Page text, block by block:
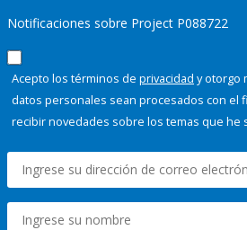
Notificaciones sobre Project P088722
Acepto los términos de privacidad y otorgo
datos personales sean procesados con el
recibir novedades sobre los temas que he